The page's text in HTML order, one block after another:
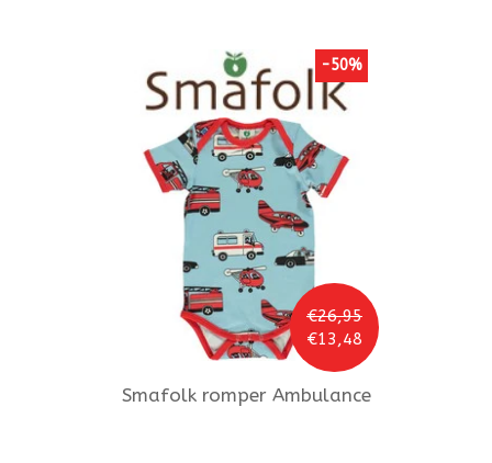
€26,95
€13,48
-50%
Smafolkromper Ambulance